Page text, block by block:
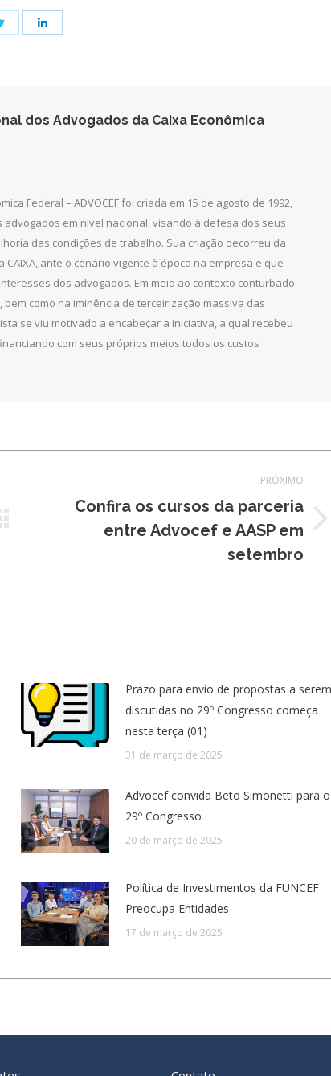
Share
dos Advogados da Caixa Econômica
Federal – ADVOCEF foi criada em 15 de agosto de 1992,
em nível nacional, visando à defesa dos seus
das condições de trabalho. Sua criação decorreu da
ante o cenário vigente à época na empresa e que
dos advogados. Em meio ao contexto conturbado
como na iminência de terceirização massiva das
se viu motivado a encabeçar a iniciativa, a qual recebeu
com seus próprios meios todos os custos
PRÓXIMO
Confira os cursos da parceria
entre Advocef e AASP em
setembro
Prazo para envio de propostas a serem
discutidas no 29º Congresso começa
nesta terça (01)
31 de março de 2025
Advocef convida Beto Simonetti para o
29º Congresso
20 de março de 2025
Política de Investimentos da FUNCEF
Preocupa Entidades
17 de março de 2025